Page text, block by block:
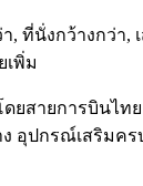
, ที่นั่งกว้างกว่า,
เพิ่ม
โดยสายการบินไ
อุปกรณ์เสริมค